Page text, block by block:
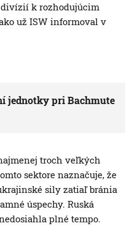
k rozhodujúcim
už ISW informoval v
jednotky pri Bachmute
troch veľkých
sektore naznačuje, že
sily zatiaľ bránia
úspechy. Ruská
plné tempo.